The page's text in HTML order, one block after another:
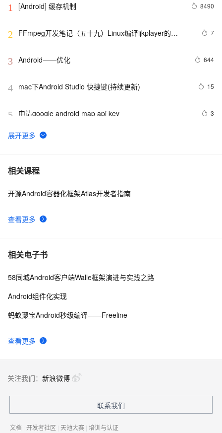
1 [Android] 缓存机制 8490
2
FFmpeg开发笔记（五十九）Linux编译ijkplayer的
7
3 Android——优化 644
4 mac下Android Studio 快捷键(持续更新) 15
5 申请google android map api key 3
6 Android 中文API （68） —— BluetoothClass.Service
7 4.2、Android Studio压缩你的代码和资源
8 【Android  学习】小知识Notification的新旧用法
9 Android4: Write Storage权限问题
10
相关课程
查看更多
开源Android容器化框架Atlas开发者指南
相关电子书
查看更多
58同城Android客户端Walle框架演进与实践之路
Android组件化实现
蚂蚁聚宝Android秒级编译——Freeline
关注我们： 新浪微博
联系我们
文档 | 开发者社区 | 天池大赛 | 培训与认证